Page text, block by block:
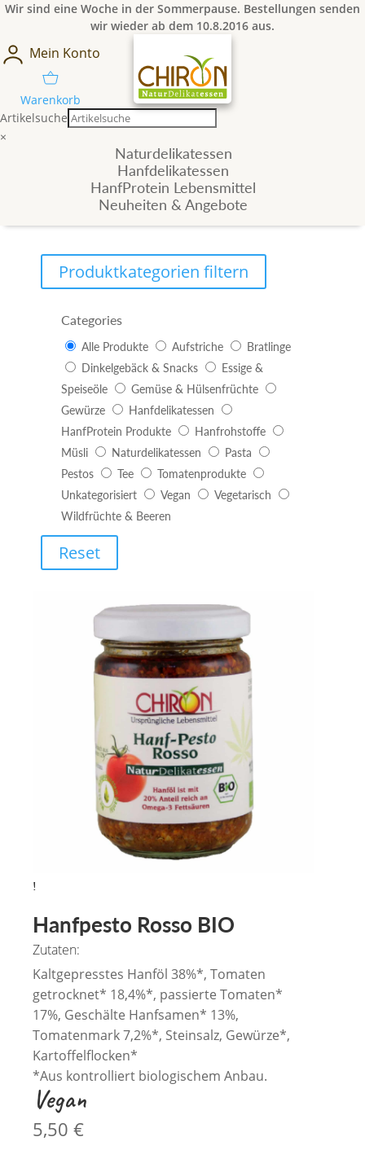
Wir sind eine Woche in der Sommerpause. Bestellungen senden
wir wieder ab dem 10.8.2016 aus.
Mein Konto
Warenkorb
Artikelsuche
×
Naturdelikatessen
Hanfdelikatessen
HanfProtein Lebensmittel
Neuheiten & Angebote
Produktkategorien filtern
Categories
Alle Produkte Aufstriche
Bratlinge
Dinkelgebäck & Snacks
Essige &
Speiseöle
Gemüse & Hülsenfrüchte
Gewürze
Hanfdelikatessen
HanfProtein Produkte
Hanfrohstoffe
Müsli
Naturdelikatessen
Pasta
Pestos
Tee
Tomatenprodukte
Unkategorisiert
Vegan
Vegetarisch
Wildfrüchte & Beeren
Reset
Hanfpesto Rosso BIO
Zutaten:
Kaltgepresstes Hanföl 38%*, Tomaten
getrocknet* 18,4%*, passierte Tomaten*
17%, Geschälte Hanfsamen* 13%,
Tomatenmark 7,2%*, Steinsalz, Gewürze*,
Kartoffelflocken*
*Aus kontrolliert biologischem Anbau.
Vegan
5,50 €